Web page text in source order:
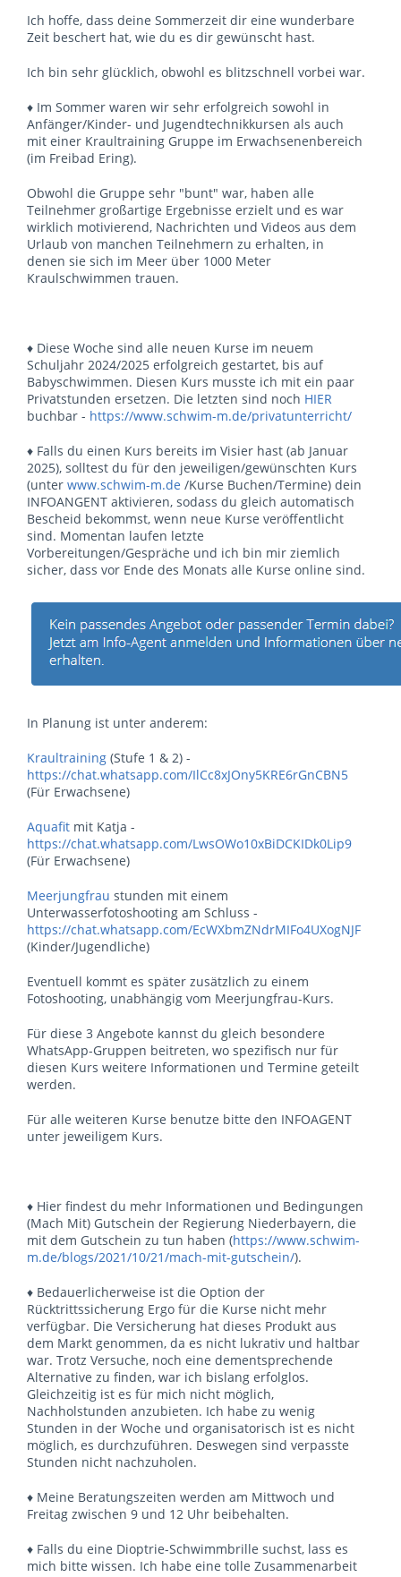
Ich hoffe, dass deine Sommerzeit dir eine wunderbare
Zeit beschert hat, wie du es dir gewünscht hast.
Ich bin sehr glücklich, obwohl es blitzschnell vorbei war.
♦ Im Sommer waren wir sehr erfolgreich sowohl in
Anfänger/Kinder- und Jugendtechnikkursen als auch
mit einer Kraultraining Gruppe im Erwachsenenbereich
(im Freibad Ering).
Obwohl die Gruppe sehr "bunt" war, haben alle
Teilnehmer großartige Ergebnisse erzielt und es war
wirklich motivierend, Nachrichten und Videos aus dem
Urlaub von manchen Teilnehmern zu erhalten, in
denen sie sich im Meer über 1000 Meter
Kraulschwimmen trauen.
♦ Diese Woche sind alle neuen Kurse im neuem
Schuljahr 2024/2025 erfolgreich gestartet, bis auf
Babyschwimmen. Diesen Kurs musste ich mit ein paar
Privatstunden ersetzen. Die letzten sind noch HIER
buchbar - https://www.schwim-m.de/privatunterricht/
♦ Falls du einen Kurs bereits im Visier hast (ab Januar
2025), solltest du für den jeweiligen/gewünschten Kurs
(unter www.schwim-m.de /Kurse Buchen/Termine) dein
INFOANGENT aktivieren, sodass du gleich automatisch
Bescheid bekommst, wenn neue Kurse veröffentlicht
sind. Momentan laufen letzte
Vorbereitungen/Gespräche und ich bin mir ziemlich
sicher, dass vor Ende des Monats alle Kurse online sind.
In Planung ist unter anderem:
Kraultraining (Stufe 1 & 2) -
https://chat.whatsapp.com/IlCc8xJOny5KRE6rGnCBN5
(Für Erwachsene)
Aquafit mit Katja -
https://chat.whatsapp.com/LwsOWo10xBiDCKIDk0Lip9
(Für Erwachsene)
Meerjungfrau stunden mit einem
Unterwasserfotoshooting am Schluss -
https://chat.whatsapp.com/EcWXbmZNdrMIFo4UXogNJF
(Kinder/Jugendliche)
Eventuell kommt es später zusätzlich zu einem
Fotoshooting, unabhängig vom Meerjungfrau-Kurs.
Für diese 3 Angebote kannst du gleich besondere
WhatsApp-Gruppen beitreten, wo spezifisch nur für
diesen Kurs weitere Informationen und Termine geteilt
werden.
Für alle weiteren Kurse benutze bitte den INFOAGENT
unter jeweiligem Kurs.
♦ Hier findest du mehr Informationen und Bedingungen
(Mach Mit) Gutschein der Regierung Niederbayern, die
mit dem Gutschein zu tun haben (https://www.schwim-
m.de/blogs/2021/10/21/mach-mit-gutschein/).
♦ Bedauerlicherweise ist die Option der
Rücktrittssicherung Ergo für die Kurse nicht mehr
verfügbar. Die Versicherung hat dieses Produkt aus
dem Markt genommen, da es nicht lukrativ und haltbar
war. Trotz Versuche, noch eine dementsprechende
Alternative zu finden, war ich bislang erfolglos.
Gleichzeitig ist es für mich nicht möglich,
Nachholstunden anzubieten. Ich habe zu wenig
Stunden in der Woche und organisatorisch ist es nicht
möglich, es durchzuführen. Deswegen sind verpasste
Stunden nicht nachzuholen.
♦ Meine Beratungszeiten werden am Mittwoch und
Freitag zwischen 9 und 12 Uhr beibehalten.
♦ Falls du eine Dioptrie-Schwimmbrille suchst, lass es
mich bitte wissen. Ich habe eine tolle Zusammenarbeit